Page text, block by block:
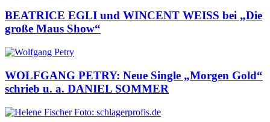
BEATRICE EGLI und WINCENT WEISS bei „Die
große Maus Show“
WOLFGANG PETRY: Neue Single „Morgen Gold“
schrieb u. a. DANIEL SOMMER